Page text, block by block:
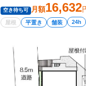
空き待ち可 月額16,632
屋根 平置き 舗装 24h